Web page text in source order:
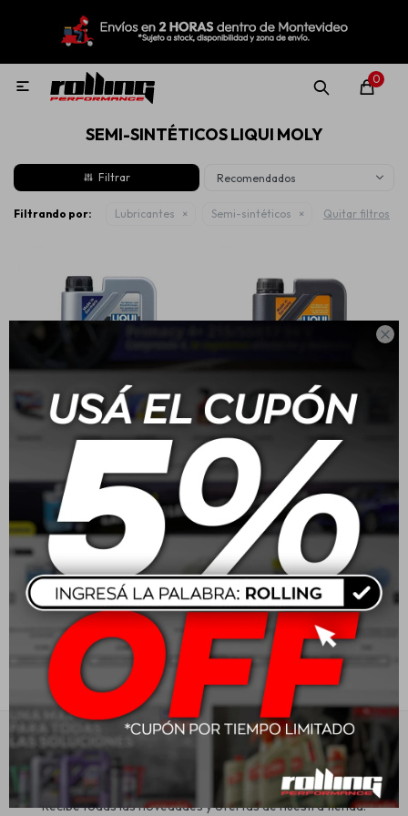

0

SEMI-SINTÉTICOS LIQUI MOLY
Recomendados
Filtrando por: Lubricantes Semi-sintéticos Quitar filtros
10W40 Liqui Moly Mos2
Leichtlauf - 1L
10W40 Liqui Moly
Perfromance - 1L
$897
Suscríbete a nuestra newsletter
Recibe todas las novedades y ofertas de nuestra tienda.
MI CUENTA
Nuevo! Rolling Repuestos
Llantas
Lubricantes
Aditivos
Aerosoles
Estética automotriz
Accesorios
Baterías
Repuestos
Servicios